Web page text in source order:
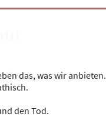
das, was wir anbieten.
den Tod.